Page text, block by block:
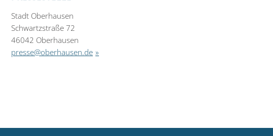
Stadt Oberhausen
Schwartzstraße 72
46042 Oberhausen
presse@oberhausen.de